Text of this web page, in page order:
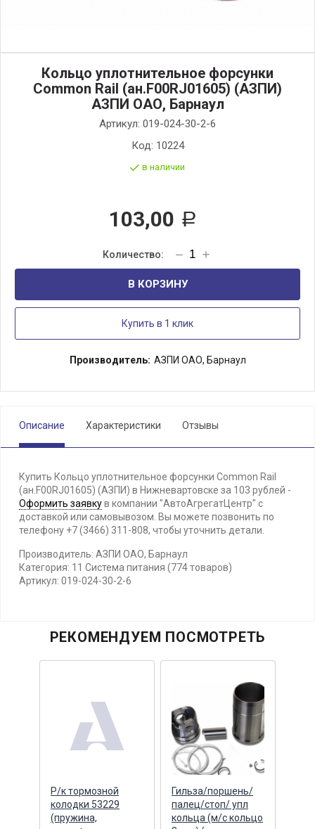
Кольцо уплотнительное форсунки
Common Rail (ан.F00RJ01605) (АЗПИ)
АЗПИ ОАО, Барнаул
Артикул: 019-024-30-2-6
Код: 10224
в наличии
103,00 Р
В КОРЗИНУ
Купить в 1 клик
Производитель: АЗПИ ОАО, Барнаул
Описание Характеристики Отзывы
Купить Кольцо уплотнительное форсунки Common Rail
(ан.F00RJ01605) (АЗПИ) в Нижневартовске за 103 рублей -
Оформить заявкув компании "АвтоАгрегатЦентр" с
доставкой или самовывозом. Вы можете позвонить по
телефону +7 (3466) 311-808, чтобы уточнить детали.
Производитель: АЗПИ ОАО, Барнаул
Категория: 11 Система питания (774 товаров)
Артикул: 019-024-30-2-6
РЕКОМЕНДУЕМ ПОСМОТРЕТЬ
Р/к тормозной
колодки 53229
(пружина,
Гильза/поршень/
палец/стоп/ упл
кольца (м/с кольцо